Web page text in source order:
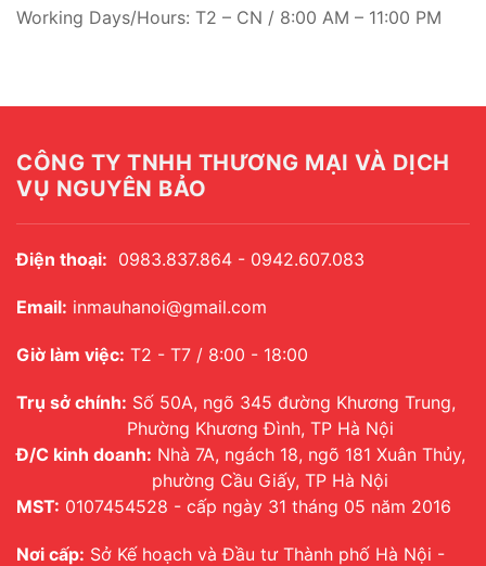
Working Days/Hours: T2 – CN / 8:00 AM – 11:00 PM
CÔNG TY TNHH THƯƠNG MẠI VÀ DỊCH
VỤ NGUYÊN BẢO
Điện thoại: 0983.837.864 - 0942.607.083
Email: inmauhanoi@gmail.com
Giờ làm việc: T2 - T7 / 8:00 - 18:00
Trụ sở chính: Số 50A, ngõ 345 đường Khương Trung,
Phường Khương Đình, TP Hà Nội
Đ/C kinh doanh: Nhà 7A, ngách 18, ngõ 181 Xuân Thủy,
phường Cầu Giấy, TP Hà Nội
MST: 0107454528 - cấp ngày 31 tháng 05 năm 2016
Nơi cấp: Sở Kế hoạch và Đầu tư Thành phố Hà Nội -